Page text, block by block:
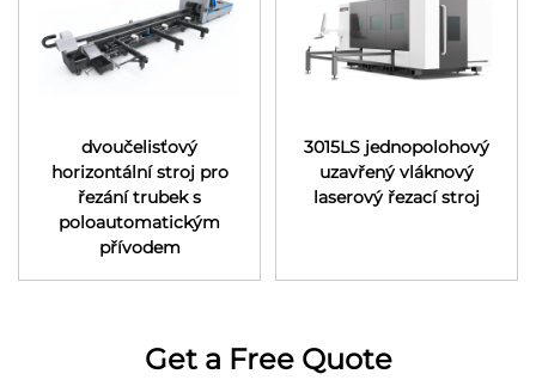
dvoučelisťový
horizontální stroj pro
řezání trubek s
poloautomatickým
přívodem
3015LS jednopolohový
uzavřený vláknový
laserový řezací stroj
Get a Free Quote